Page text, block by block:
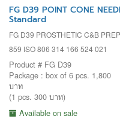
FG D39 POINT CONE
Standard
FG D39 PROSTHETIC C&B
859 ISO 806 314 166 524 021
Product # FG D39
Package : box of 6 pcs. 1,800
บาท
(1 pcs. 300 บาท)
Available on sale